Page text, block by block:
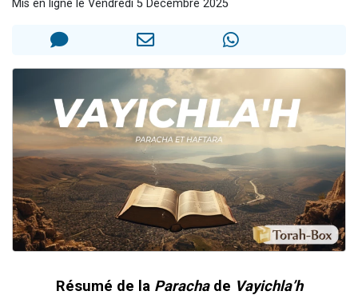
Il reste 49 places pour étudier en groupe sur Zoom
Mis en ligne le Vendredi 5 Décembre 2025
Résumé de la Parachade Vayichla’h